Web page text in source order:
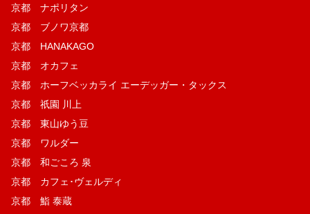
京都 ナポリタン
京都 ブノワ京都
京都 HANAKAGO
京都 オカフェ
京都 ホーフベッカライ エーデッガー・タックス
京都 祇園 川上
京都 東山ゆう豆
京都 ワルダー
京都 和ごころ 泉
京都 カフェ･ヴェルディ
京都 鮨 泰蔵